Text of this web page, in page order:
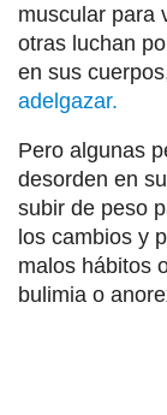
muscular para
otras luchan
en sus
adelgazar.
Pero algunas
desorden en
subir de peso
los cambios y
malos hábitos
bulimia o